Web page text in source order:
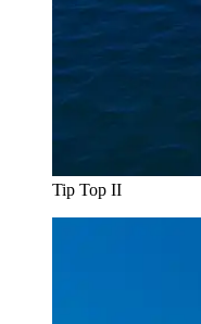
Tip Top II